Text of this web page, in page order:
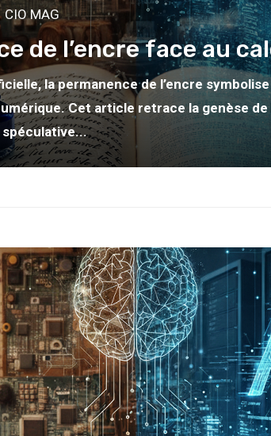
CIO MAG
de l’encre face au
la permanence de l’encre
Cet article retrace la genèse de
spéculative...